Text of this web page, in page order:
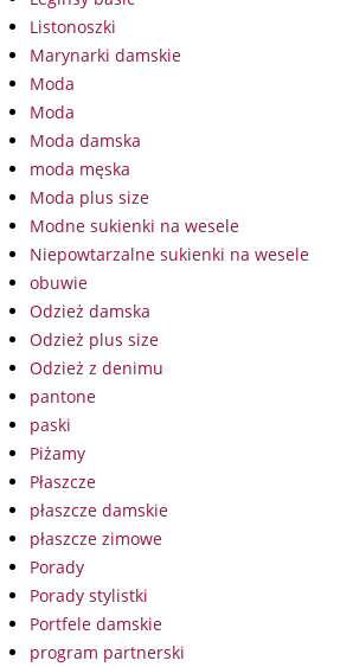
Listonoszki
Marynarki damskie
Moda
Moda
Moda damska
moda męska
Moda plus size
Modne sukienki na wesele
Niepowtarzalne sukienki na wesele
obuwie
Odzież damska
Odzież plus size
Odzież z denimu
pantone
paski
Piżamy
Płaszcze
płaszcze damskie
płaszcze zimowe
Porady
Porady stylistki
Portfele damskie
program partnerski